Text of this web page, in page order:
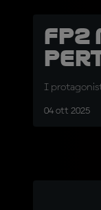
FP2
I
04 ott 2025